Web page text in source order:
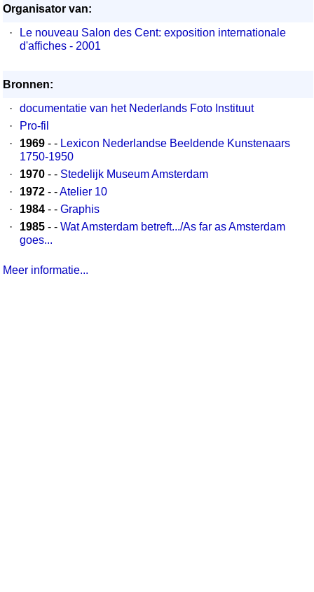
Organisator van:
·
Le nouveau Salon des Cent: exposition internationale
d'affiches - 2001
Bronnen:
·
documentatie van het Nederlands Foto Instituut
·
Pro-fil
·
1969 - - Lexicon Nederlandse Beeldende Kunstenaars
1750-1950
·
1970 - - Stedelijk Museum Amsterdam
·
1972 - -Atelier 10
·
1984 - - Graphis
·
1985 - - Wat Amsterdam betreft.../As far as Amsterdam
goes...
Meer informatie...